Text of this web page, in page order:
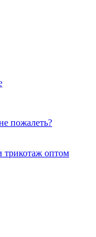
пожалеть?
трикотаж оптом